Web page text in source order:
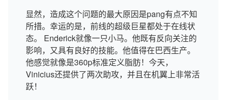
显然，造成这个问题的最大原因是pang有点不知
所措。幸运的是，前线的超级巨星都处于在线状
态。 Enderick就像一只小马。他既有反向关注的
影响，又具有良好的技能。他值得在巴西生产。
他感觉就像是360p标准定义脂肪！今天，
Vinicius还提供了两次助攻，并且在机翼上非常活
跃！